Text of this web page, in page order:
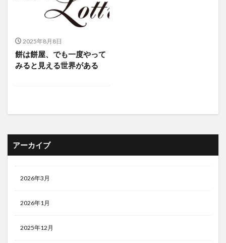
2025年8月8日
餅は餅屋、でも一度やって
みると見える世界がある
アーカイブ
2026年3月
2026年1月
2025年12月